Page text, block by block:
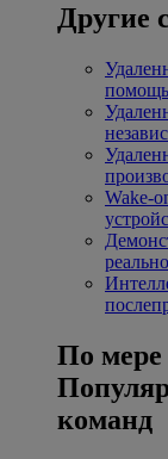
Другие
Wake-
По мере
команд